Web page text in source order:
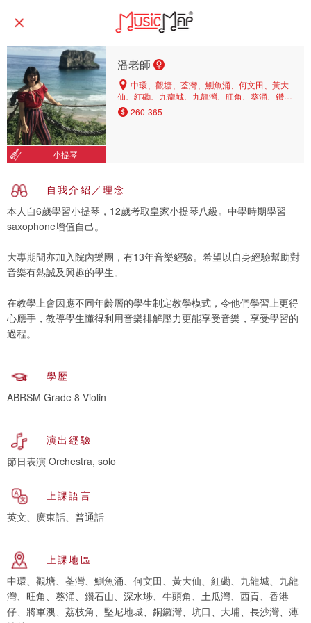
小提琴
潘老師
中環、觀塘、荃灣、鰂魚涌、何文田、黃大
仙、紅磡、九龍城、九龍灣、旺角、葵涌、鑽石
山、深水埗、牛頭角、土瓜灣、西貢、香港仔、
將軍澳、荔枝角、堅尼地城、銅鑼灣、坑口、大
260-365
自我介紹／理念
本人自6歲學習小提琴，12歲考取皇家小提琴八級。中學時期學習
saxophone增值自己。
大專期間亦加入院內樂團，有13年音樂經驗。希望以自身經驗幫助對
音樂有熱誠及興趣的學生。
在教學上會因應不同年齡層的學生制定教學模式，令他們學習上更得
心應手，教導學生懂得利用音樂排解壓力更能享受音樂，享受學習的
過程。
學歷
ABRSM Grade 8 Violin
演出經驗
節日表演 Orchestra, solo
上課語言
英文、廣東話、普通話
上課地區
中環、觀塘、荃灣、鰂魚涌、何文田、黃大仙、紅磡、九龍城、九龍
灣、旺角、葵涌、鑽石山、深水埗、牛頭角、土瓜灣、西貢、香港
仔、將軍澳、荔枝角、堅尼地城、銅鑼灣、坑口、大埔、長沙灣、薄